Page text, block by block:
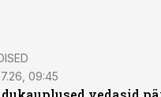
09:45